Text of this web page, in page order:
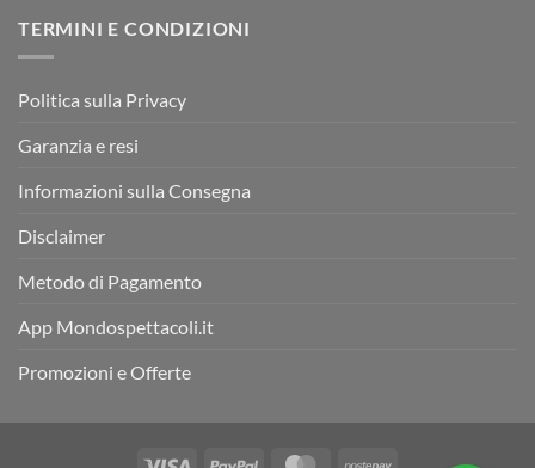
TERMINI E CONDIZIONI
Politica sulla Privacy
Garanzia e resi
Informazioni sulla Consegna
Disclaimer
Metodo di Pagamento
App Mondospettacoli.it
Promozioni e Offerte